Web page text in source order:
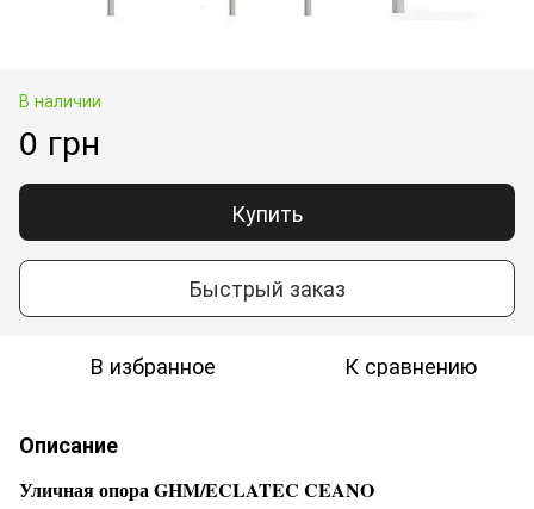
В наличии
0 грн
Купить
Быстрый заказ
В избранное К сравнению
Описание
Уличная опора GHM/ECLATEC CEANO